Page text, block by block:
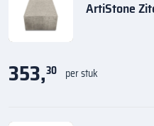
ArtiStone
353,30 per stuk